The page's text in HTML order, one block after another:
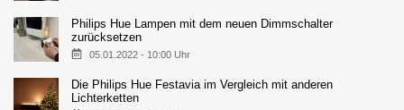
Philips Hue Lampen mit dem neuen Dimmschalter
zurücksetzen
05.01.2022 - 10:00 Uhr
Die Philips Hue Festavia im Vergleich mit anderen
Lichterketten